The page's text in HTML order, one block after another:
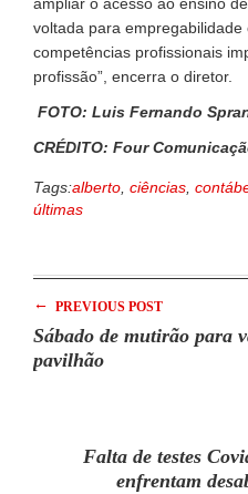
ampliar o acesso ao ensino
voltada para
competências profissionais
profissão”, encerra o diretor.
FOTO: Luis Fernando
CRÉDITO: Four
Tags:alberto, ciências,
últimas
← PREVIOUS POST
Sábado de mutirão para
pavilhão
Falta de testes
enfrentam